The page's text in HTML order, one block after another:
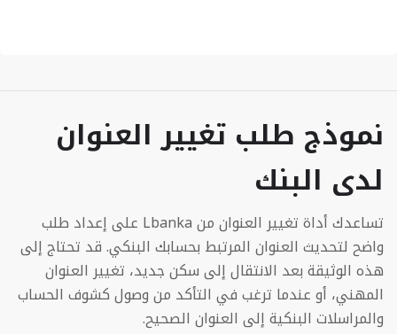
نموذج طلب تغيير العنوان
لدى البنك
تساعدك أداة تغيير العنوان من Lbanka على إعداد طلب
واضح لتحديث العنوان المرتبط بحسابك البنكي. قد تحتاج إلى
هذه الوثيقة بعد الانتقال إلى سكن جديد، تغيير العنوان
المهني، أو عندما ترغب في التأكد من وصول كشوف الحساب
والمراسلات البنكية إلى العنوان الصحيح.